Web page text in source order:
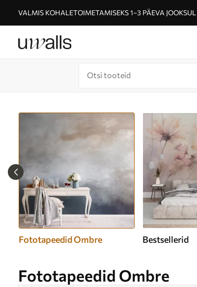
VALMIS KOHALETOIMETAMISEKS 1–3 PÄEVA JOOKSUL
Fototapeedid Ombre Bestsellerid
Fototapeedid Ombre